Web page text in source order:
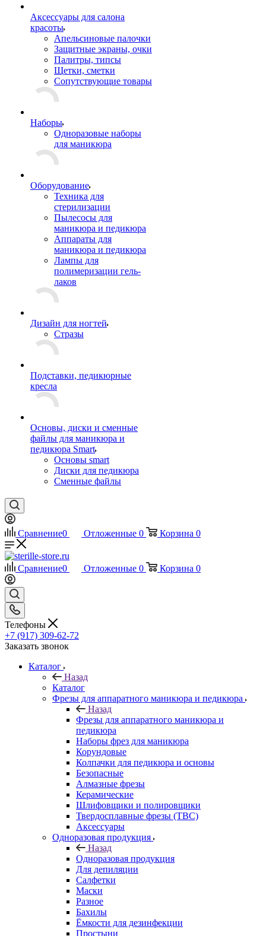
Аксессуары для салона
красоты
Апельсиновые палочки
Защитные экраны, очки
Палитры, типсы
Щетки, сметки
Сопутствующие товары
Наборы
Одноразовые наборы
для маникюра
Оборудование
Техника для
стерилизации
Пылесосы для
маникюра и педикюра
Аппараты для
маникюра и педикюра
Лампы для
полимеризации гель-
лаков
Дизайн для ногтей
Стразы
Подставки, педикюрные
кресла
Основы, диски и сменные
файлы для маникюра и
педикюра Smart
Основы smart
Диски для педикюра
Сменные файлы
Сравнение0 Отложенные 0 Корзина 0
Сравнение0 Отложенные 0 Корзина 0
Телефоны
+7 (917) 309-62-72
Заказать звонок
Каталог
Назад
Каталог
Фрезы для аппаратного маникюра и педикюра
Назад
Фрезы для аппаратного маникюра и
педикюра
Наборы фрез для маникюра
Корундовые
Колпачки для педикюра и основы
Безопасные
Алмазные фрезы
Керамические
Шлифовщики и полировщики
Твердосплавные фрезы (ТВС)
Аксессуары
Одноразовая продукция
Назад
Одноразовая продукция
Для депиляции
Салфетки
Маски
Разное
Бахилы
Ёмкости для дезинфекции
Простыни